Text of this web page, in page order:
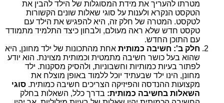
מטרתו להעריך את מידת המסוגלות של הילד להבין את
הטקסט הנקרא ולענות על סוגי שאלות שונים הקשורות
לטקסט. המטרה של חלק זה, היא להפגיש את הילד עם
טקסט חדש שלא ראה מעולם, ולבחון כיצד התלמיד מתמודד
עם התוכן החדש.
חלק ב': חשיבה כמותית אחת מהתכונות של ילד מחונן, היא
שהוא בעל כושר חשיבה מתמטית וכמותית מצוינת. הוא יודע
לפתור בעיות כמותיות וחשבוניות, ולהסיק מסקנות. ילד
מחונן, הינו ילד שבעתיד יוכל ללמוד באופן מוצלח את
מקצועות ההנדסה והפיזיקה הצריכים חשיבה כמותית. סוגי
השאלות בחשיבה כמותית: בדרך כלל, השאלות בחלק